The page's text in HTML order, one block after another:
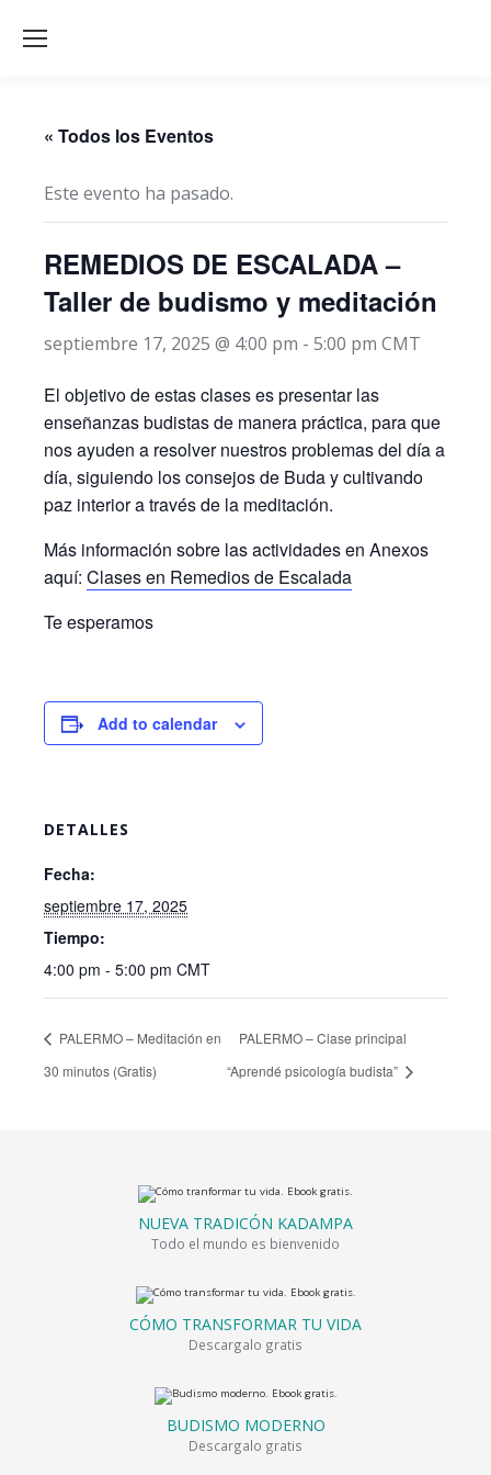
« Todos los Eventos
Este evento ha pasado.
REMEDIOS DE ESCALADA –
Taller de budismo y meditación
septiembre 17, 2025 @ 4:00 pm - 5:00 pm CMT
El objetivo de estas clases es presentar las
enseñanzas budistas de manera práctica, para que
nos ayuden a resolver nuestros problemas del día a
día, siguiendo los consejos de Buda y cultivando
paz interior a través de la meditación.
Más información sobre las actividades en Anexos
aquí: Clases en Remedios de Escalada
Te esperamos
Add to calendar
DETALLES
Fecha:
septiembre 17, 2025
Tiempo:
4:00 pm - 5:00 pm CMT
PALERMO – Meditación en
30 minutos (Gratis)
PALERMO – Clase principal
“Aprendé psicología budista”
NUEVA TRADICÓN KADAMPA
Todo el mundo es bienvenido
CÓMO TRANSFORMAR TU VIDA
Descargalo gratis
BUDISMO MODERNO
Descargalo gratis